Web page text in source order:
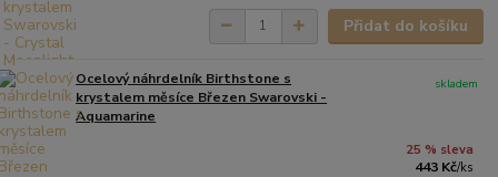
Přidat do košíku
Ocelový náhrdelník Birthstone s
krystalem měsíce Březen Swarovski -
Aquamarine
25 % sleva
443 Kč/ks
skladem